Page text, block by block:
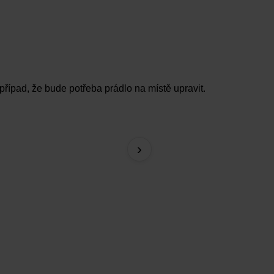
že bude potřeba prádlo na místě upravit.
›